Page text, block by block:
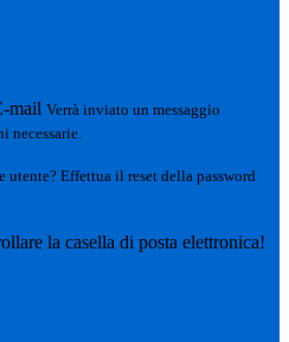
mail Verrà inviato un messaggio
necessarie.
utente? Effettua il reset della password
la casella di posta elettronica!